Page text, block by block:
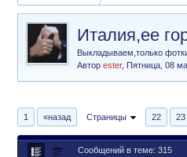
Италия,ее
Выкладываем,только
Автор ester, Пятница, 08
1 «назад Страницы 22 23
Сообщений в теме: 315